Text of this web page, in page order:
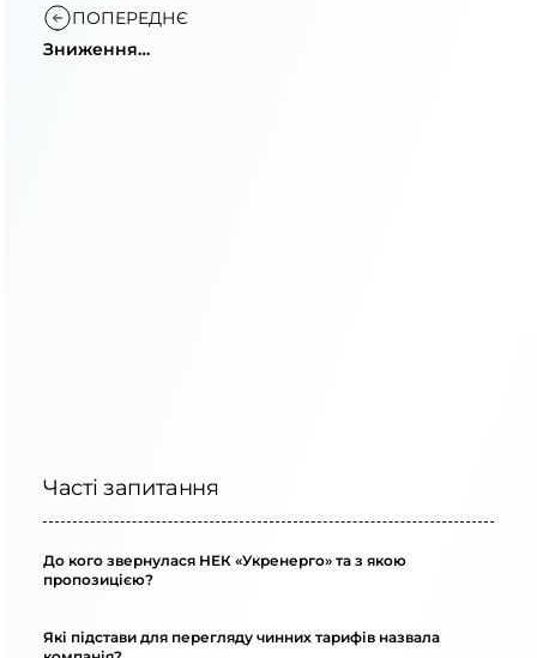
ПОПЕРЕДНЄ
Зниження
Часті запитання
До кого звернулася НЕК «Укренерго» та з якою
пропозицією?
Які підстави для перегляду чинних тарифів назвала